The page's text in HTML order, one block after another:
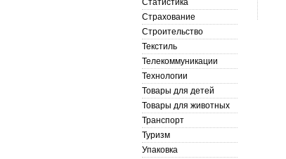
Статистика
Страхование
Строительство
Текстиль
Телекоммуникации
Технологии
Товары для детей
Товары для животных
Транспорт
Туризм
Упаковка